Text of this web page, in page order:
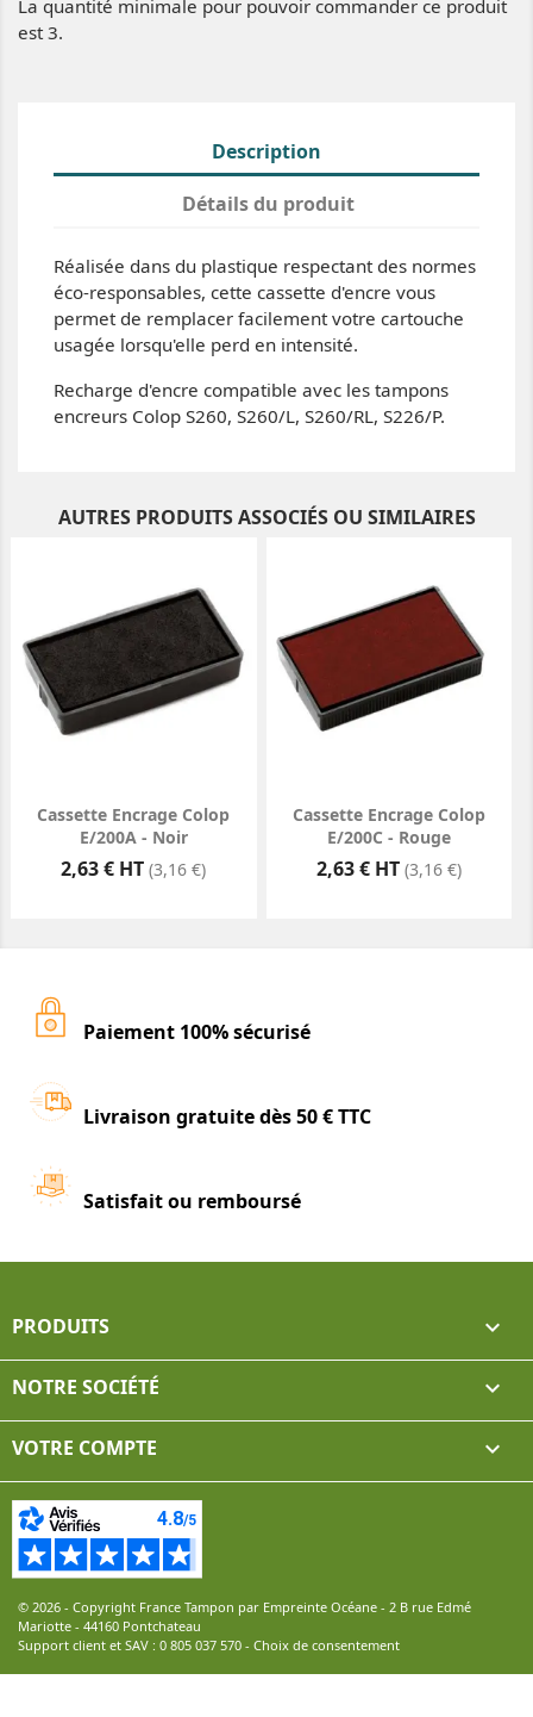
La quantité minimale pour pouvoir commander ce produit
est 3.
Description
Détails du produit
Réalisée dans du plastique respectant des normes
éco-responsables, cette cassette d'encre vous
permet de remplacer facilement votre cartouche
usagée lorsqu'elle perd en intensité.
Recharge d'encre compatible avec les tampons
encreurs Colop S260, S260/L, S260/RL, S226/P.
AUTRES PRODUITS ASSOCIÉS OU SIMILAIRES
Cassette Encrage Colop
E/200A - Noir
Prix
2,63 € HT (3,16 €)
Cassette Encrage Colop
E/200C - Rouge
Prix
2,63 € HT (3,16 €)
Paiement 100% sécurisé
Livraison gratuite dès 50 € TTC
Satisfait ou remboursé
PRODUITS 
NOTRE SOCIÉTÉ 
VOTRE COMPTE 
© 2026 - Copyright France Tampon par Empreinte Océane - 2 B rue Edmé
Mariotte - 44160 Pontchateau
Support client et SAV : 0 805 037 570 - Choix de consentement